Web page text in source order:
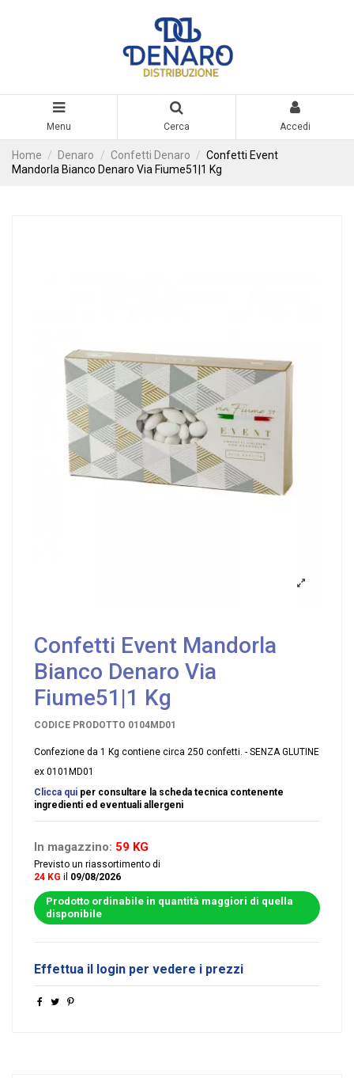
Menu Cerca Accedi
Home Denaro Confetti Denaro
Confetti Event
Mandorla Bianco Denaro Via Fiume51|1 Kg
Confetti Event Mandorla
Bianco Denaro Via
Fiume51|1 Kg
CODICE PRODOTTO 0104MD01
Confezione da 1 Kg contiene circa 250 confetti. - SENZA GLUTINE
ex 0101MD01
Clicca qui per consultare la scheda tecnica contenente
ingredienti ed eventuali allergeni
In magazzino: 59 KG
Previsto un riassortimento di
24 KG il 09/08/2026
Prodotto ordinabile in quantità maggiori di quella
disponibile
Effettua il login per vedere i prezzi